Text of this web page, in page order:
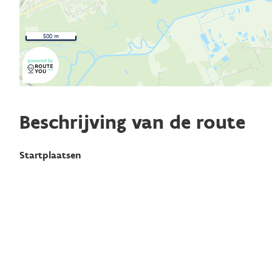
500 m
Beschrijving van de route
Startplaatsen